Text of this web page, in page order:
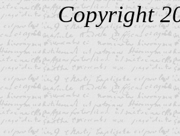
Copyright